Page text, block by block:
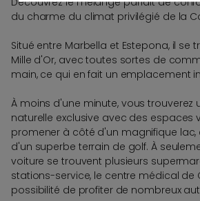
du charme du climat privilégié de la
Situé entre Marbella et Estepona, il se
Mille d'Or, avec toutes sortes de
main, ce qui en fait un emplacement
À moins d'une minute, vous trouverez
naturelle exclusive avec des espaces
promener à côté d'un magnifique lac,
d'un superbe terrain de golf. À
voiture se trouvent plusieurs
stations-service, le centre médical de
possibilité de profiter de nombreux